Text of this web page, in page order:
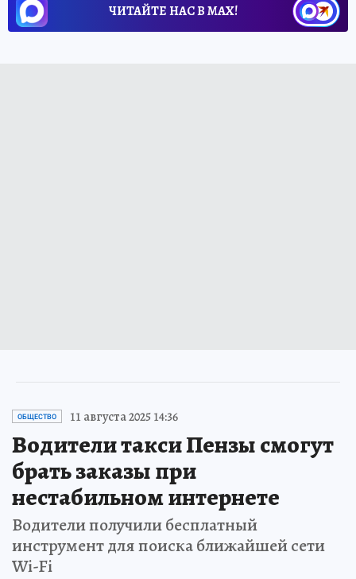
ЧИТАЙТЕ НАС В МАХ!
ОБЩЕСТВО 11 августа 2025 14:36
Водители такси Пензы смогут
брать заказы при
нестабильном интернете
Водители получили бесплатный
инструмент для поиска ближайшей сети
Wi-Fi